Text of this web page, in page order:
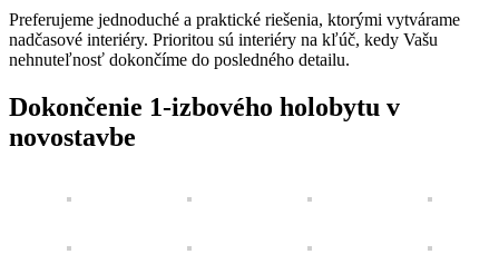
Preferujeme jednoduché a praktické riešenia, ktorými vytvárame
nadčasové interiéry. Prioritou sú interiéry na kľúč, kedy Vašu
nehnuteľnosť dokončíme do posledného detailu.
Dokončenie 1-izbového holobytu v
novostavbe